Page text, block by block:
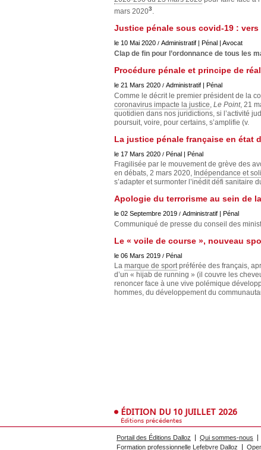
mars 20203.
Justice pénale sous covid-19 : vers
le 10 Mai 2020 / Administratif | Pénal | Avocat
Clap de fin pour l’ordonnance de tous les
Procédure pénale et principe de
le 21 Mars 2020 / Administratif | Pénal
Comme le décrit le premier président de la
coronavirus impacte la justice Le Point, 21
quotidien dans nos juridictions, si l’activité
poursuit, voire, pour certains, s’amplifie (v.
La justice pénale française en état
le 17 Mars 2020 / Pénal | Pénal
Fragilisée par le mouvement de grève des
en débats, 2 mars 2020, Indépendance et
s’adapter et surmonter l’inédit défi sanitaire
Apologie du terrorisme au sein de
le 02 Septembre 2019 / Administratif | Pénal
Communiqué de presse du conseil des
Le « voile de course », nouveau
le 06 Mars 2019 / Pénal
La marque de sportpréférée des français,
d’un « hijab de running » (il couvre les
renoncer face à une vive polémique
hommes, du développement du
ÉDITION DU 10 JUILLET 2026
Éditions précédentes
Portail des Éditions Dalloz Qui sommes-nous
Formation professionnelle Lefebvre Dalloz